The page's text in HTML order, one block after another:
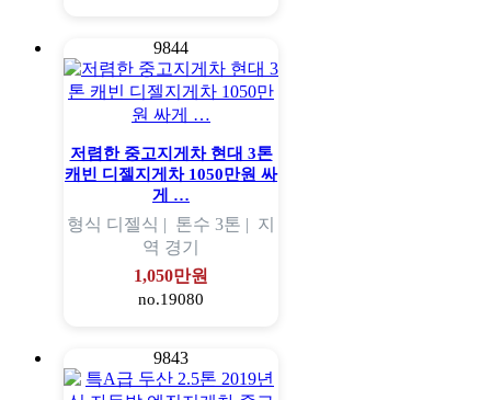
9844
저렴한 중고지게차 현대 3톤
캐빈 디젤지게차 1050만원 싸
게 …
형식 디젤식 | 톤수 3톤 | 지
역 경기
1,050만원
no.19080
9843